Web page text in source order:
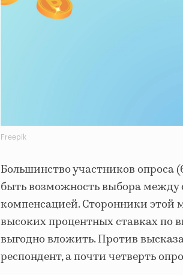
Freepik
Большинство участников опроса
быть возможность выбора
компенсацией. Сторонники
высоких процентных ставках по
выгодно вложить. Против
респондент, а почти четверть